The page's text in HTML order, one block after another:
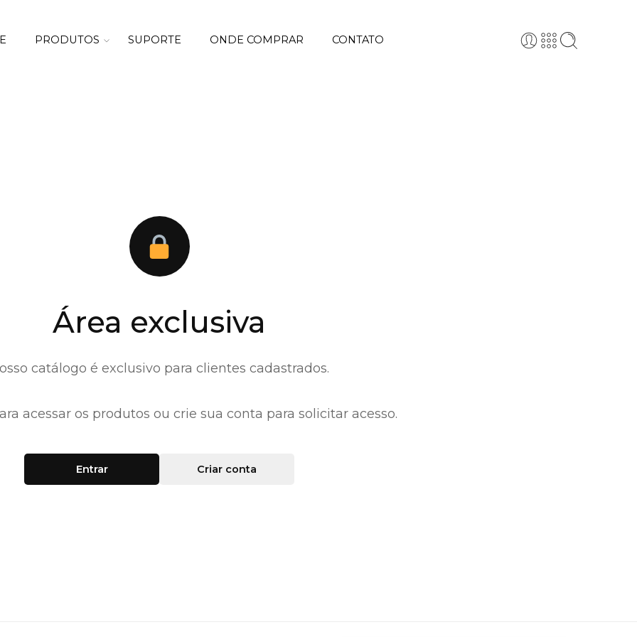
PRODUTOS SUPORTE ONDE COMPRAR CONTATO
Área exclusiva
catálogo é exclusivo para clientes cadastrados.
acessar os produtos ou crie sua conta para solicitar acesso.
Entrar Criar conta